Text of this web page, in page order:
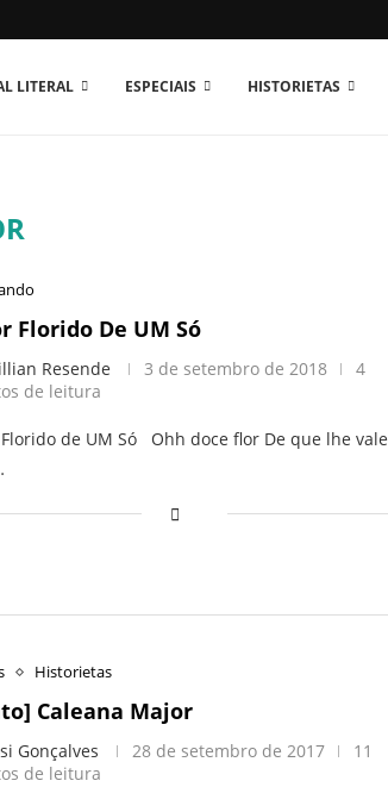
MUNDO...
LITERAL ESPECIAIS HISTORIETAS
Florido De UM Só
Resende 3 de setembro de 2018
4
de leitura
de UM Só Ohh doce flor De que lhe vale
Historietas
Caleana Major
Gonçalves 28 de setembro de 2017
11
de leitura